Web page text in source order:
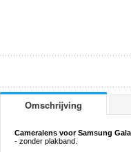
Omschrijving
Cameralens voor Samsung
- zonder plakband.